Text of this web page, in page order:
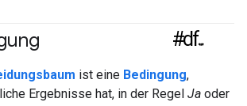
#df
ist eine Bedingung,
Ergebnisse hat, in der Regel Ja oder